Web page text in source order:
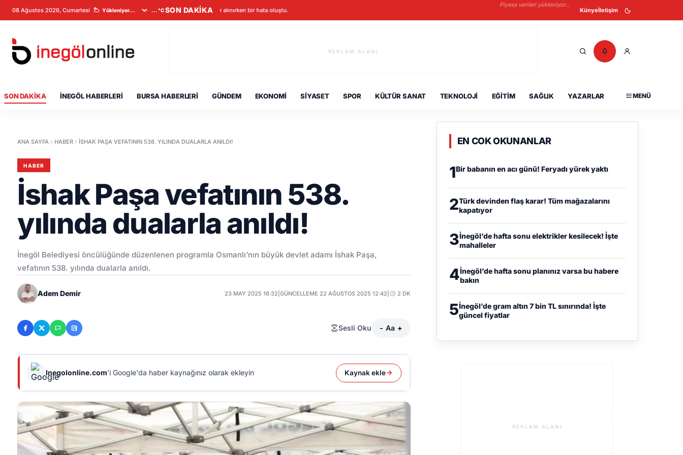
08 Ağustos 2026, Cumartesi ...°CSON DAKİKAVeriler alınırken bir hata oluştu.
Piyasa verileri yükleniyor...
Künyeİletişim
REKLAM ALANI
SON DAKIKA İNEGÖL HABERLERI BURSA HABERLERI GÜNDEM EKONOMI SIYASET SPOR KÜLTÜR SANAT TEKNOLOJI EĞITIM SAĞLIK YAZARLAR MENÜ
ANA SAYFA HABER İSHAK PAŞA VEFATININ 538. YILINDA DUALARLA ANILDI!
HABER
İshak Paşa vefatının 538.
yılında dualarla anıldı!
İnegöl Belediyesi öncülüğünde düzenlenen programla Osmanlı’nın büyük devlet adamı İshak Paşa,
vefatının 538. yılında dualarla anıldı.
Adem Demir 23 MAY 2025 16:32 |GÜNCELLEME 22 AĞUSTOS 2025 12:42 2 DK
Sesli Oku - Aa +
Inegolonline.com'i Google'da haber kaynağınız olarak ekleyin Kaynak ekle
EN COK OKUNANLAR
1Bir babanın en acı günü! Feryadı yürek yaktı
2Türk devinden flaş karar! Tüm mağazalarını
kapatıyor
3İnegöl’de hafta sonu elektrikler kesilecek! İşte
mahalleler
4İnegöl’de hafta sonu planınız varsa bu habere
bakın
5İnegöl’de gram altın 7 bin TL sınırında! İşte
güncel fiyatlar
REKLAM ALANI